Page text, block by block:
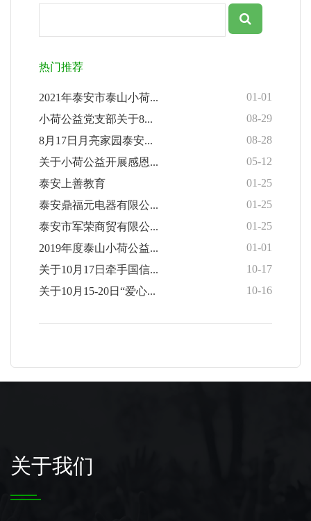
热门推荐
2021年泰安市泰山小荷...
01-01
小荷公益党支部关于8...
08-29
8月17日月亮家园泰安...
08-28
关于小荷公益开展感恩...
05-12
泰安上善教育
01-25
泰安鼎福元电器有限公...
01-25
泰安市军荣商贸有限公...
01-25
2019年度泰山小荷公益...
01-01
关于10月17日牵手国信...
10-17
关于10月15-20日“爱心...
10-16
关于我们